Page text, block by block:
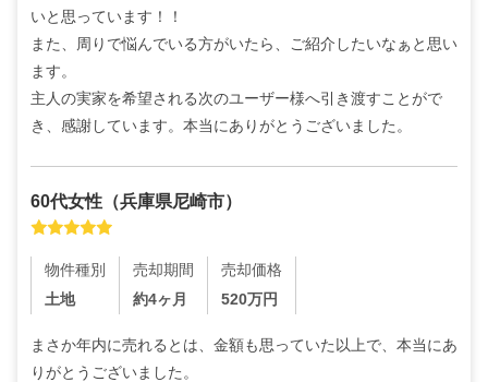
いと思っています！！
また、周りで悩んでいる方がいたら、ご紹介したいなぁと思い
ます。
主人の実家を希望される次のユーザー様へ引き渡すことがで
き、感謝しています。本当にありがとうございました。
60代女性 （兵庫県尼崎市）
物件種別
土地
売却期間
約4ヶ月
売却価格
520万円
まさか年内に売れるとは、金額も思っていた以上で、本当にあ
りがとうございました。